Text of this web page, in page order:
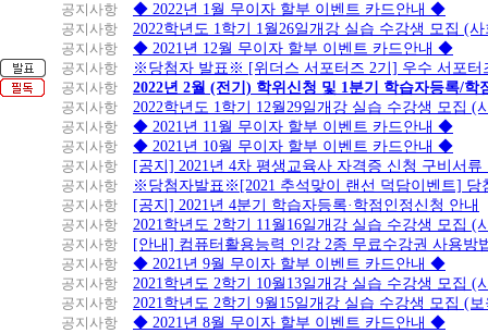
공지사항
◆ 2022년 1월 무이자 할부 이벤트 카드안내 ◆
공지사항
2022학년도 1학기 1월26일개강 실습 수강생 모집 (
공지사항
◆ 2021년 12월 무이자 할부 이벤트 카드안내 ◆
공지사항
※당첨자 발표※ [위더스 서포터즈 2기] 우수 서포터
공지사항
2022년 2월 (전기) 학위신청 및 1분기 학습자등록/학
공지사항
2022학년도 1학기 12월29일개강 실습 수강생 모집 (
공지사항
◆ 2021년 11월 무이자 할부 이벤트 카드안내 ◆
공지사항
◆ 2021년 10월 무이자 할부 이벤트 카드안내 ◆
공지사항
[공지] 2021년 4차 평생교육사 자격증 신청 구비서류
공지사항
※당첨자발표※[2021 추석맞이 랜선 덕담이벤트] 당
공지사항
[공지] 2021년 4분기 학습자등록·학점인정신청 안내
공지사항
2021학년도 2학기 11월16일개강 실습 수강생 모집 (
공지사항
[안내] 컴퓨터활용능력 인강 2종 무료수강권 사용방
공지사항
◆ 2021년 9월 무이자 할부 이벤트 카드안내 ◆
공지사항
2021학년도 2학기 10월13일개강 실습 수강생 모집 (
공지사항
2021학년도 2학기 9월15일개강 실습 수강생 모집 (
공지사항
◆ 2021년 8월 무이자 할부 이벤트 카드안내 ◆